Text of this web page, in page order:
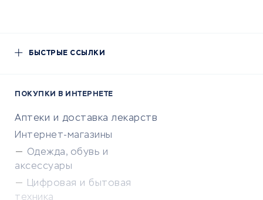
БЫСТРЫЕ ССЫЛКИ
ПОКУПКИ В ИНТЕРНЕТЕ
Аптеки и доставка лекарств
Интернет-магазины
Одежда, обувь и
аксессуары
Цифровая и бытовая
техника